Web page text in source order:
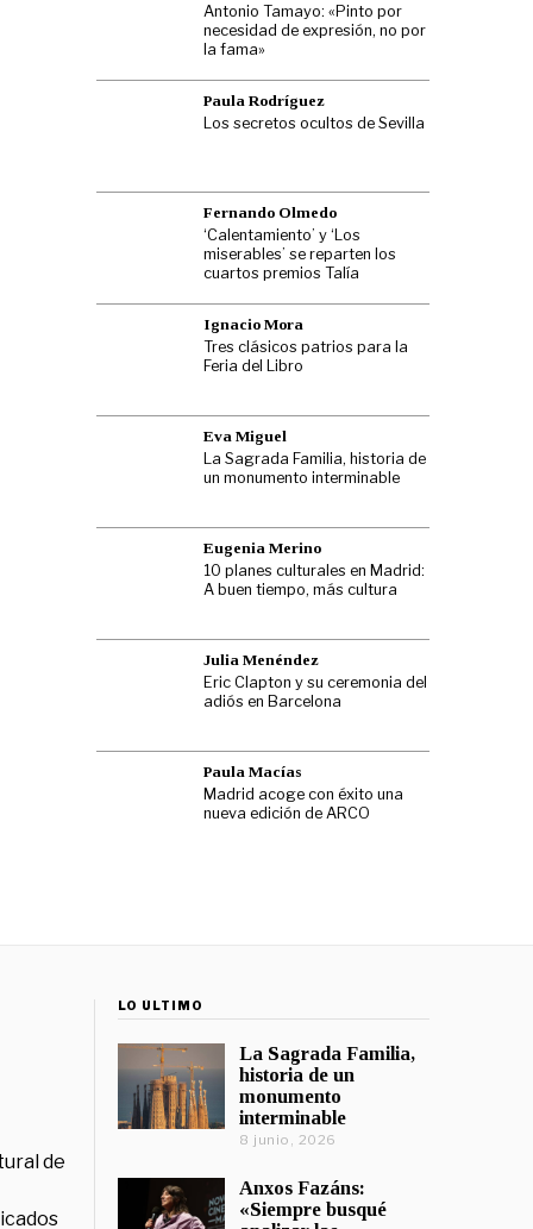
Antonio Tamayo: «Pinto por
necesidad de expresión, no por
la fama»
Paula Rodríguez
Los secretos ocultos de Sevilla
Fernando Olmedo
‘Calentamiento’ y ‘Los
miserables’ se reparten los
cuartos premios Talía
Ignacio Mora
Tres clásicos patrios para la
Feria del Libro
Eva Miguel
La Sagrada Familia, historia de
un monumento interminable
Eugenia Merino
10 planes culturales en Madrid:
A buen tiempo, más cultura
Julia Menéndez
Eric Clapton y su ceremonia del
adiós en Barcelona
Paula Macías
Madrid acoge con éxito una
nueva edición de ARCO
de
LO ÚLTIMO
La Sagrada Familia,
historia de un
monumento
interminable
8 junio, 2026
Anxos Fazáns:
«Siempre busqué